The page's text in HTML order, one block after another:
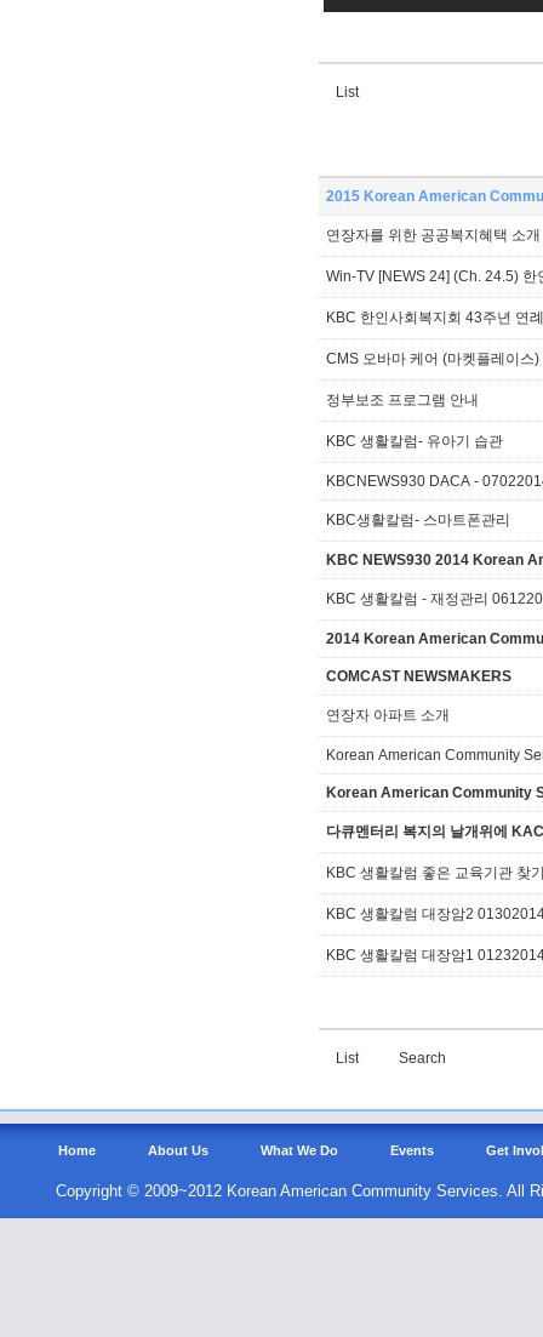
List
2015 Korean American
연장자를 위한 공공복지혜택 소
Win-TV [NEWS 24] (Ch. 24.5)
KBC 한인사회복지회 43주년 연
CMS 오바마 케어 (마켓플레이스
정부보조 프로그램 안내
KBC 생활칼럼- 유아기 습관
KBCNEWS930 DACA -
KBC생활칼럼- 스마트폰관리
KBC NEWS930 2014 Korean
KBC 생활칼럼 - 재정관리
2014 Korean American
COMCAST NEWSMAKERS
연장자 아파트 소개
Korean American Community
Korean American Community
다큐멘터리 복지의 날개위에
KBC 생활칼럼 좋은 교육기관 찾
KBC 생활칼럼 대장암2
KBC 생활칼럼 대장암1
List Search
Home About Us What We Do Events Get
Copyright © 2009~2012 Korean American Community Services. All